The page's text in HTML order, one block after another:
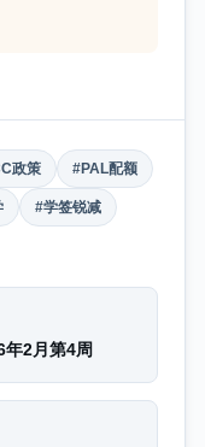
政策 #PAL配额
#学签锐减
年2月第4周